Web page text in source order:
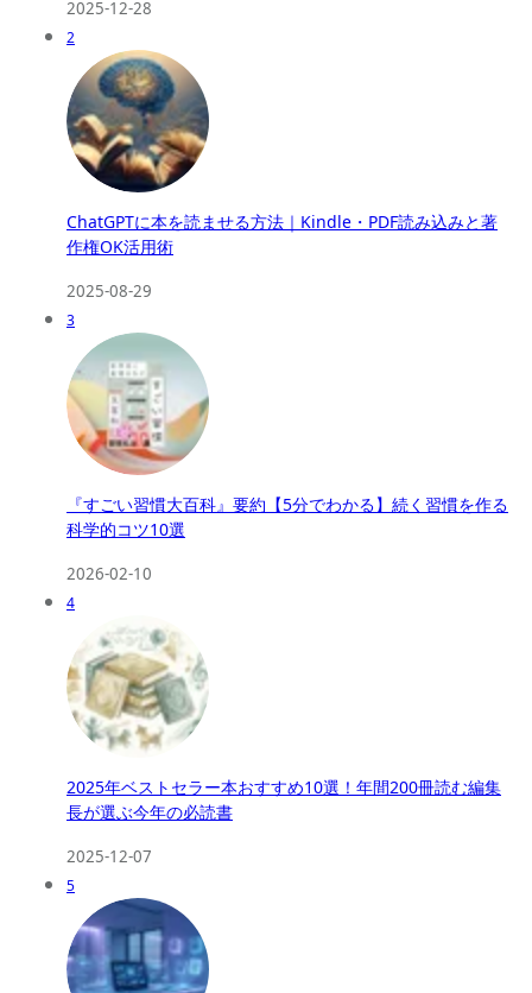
2025-12-28
2
ChatGPTに本を読ませる方法｜Kindle・PDF読み込みと著
作権OK活用術
2025-08-29
3
『すごい習慣大百科』要約【5分でわかる】続く習慣を作る
科学的コツ10選
2026-02-10
4
2025年ベストセラー本おすすめ10選！年間200冊読む編集
長が選ぶ今年の必読書
2025-12-07
5